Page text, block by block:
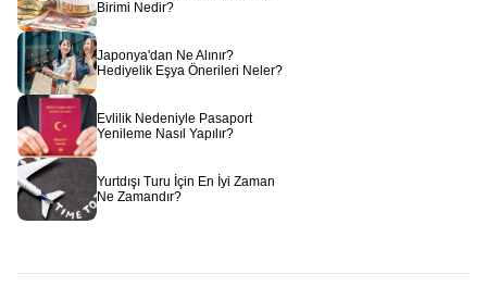
Birimi Nedir?
Japonya'dan Ne Alınır?
Hediyelik Eşya Önerileri Neler?
Evlilik Nedeniyle Pasaport
Yenileme Nasıl Yapılır?
Yurtdışı Turu İçin En İyi Zaman
Ne Zamandır?